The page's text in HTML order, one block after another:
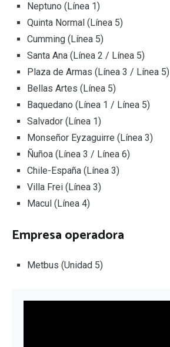
Neptuno (Línea 1)
Quinta Normal (Línea 5)
Cumming (Línea 5)
Santa Ana (Línea 2 / Línea 5)
Plaza de Armas (Línea 3 / Línea 5)
Bellas Artes (Línea 5)
Baquedano (Línea 1 / Línea 5)
Salvador (Línea 1)
Monseñor Eyzaguirre (Línea 3)
Ñuñoa (Línea 3 / Línea 6)
Chile-España (Línea 3)
Villa Frei (Línea 3)
Macul (Línea 4)
Empresa operadora
Metbus (Unidad 5)